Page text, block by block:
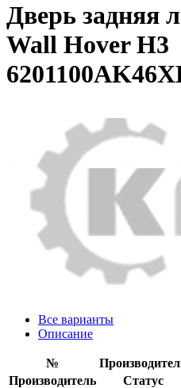
Дверь задняя
Wall Hover H3
Все варианты
Описание
№
Производитель
Статус